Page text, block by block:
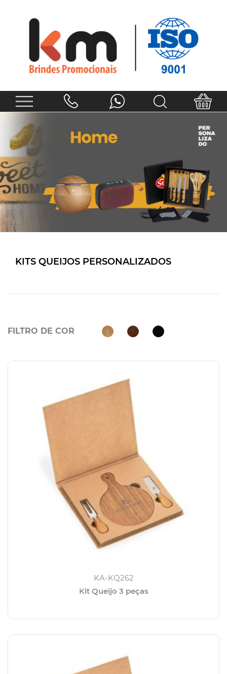
KITS QUEIJOS PERSONALIZADOS
FILTRO DE COR
KA-KQ262
Kit Queijo 3 peças